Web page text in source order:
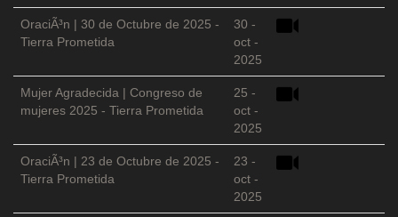
OraciÃ³n | 30 de Octubre de 2025 -
Tierra Prometida
30 -
oct -
2025
Mujer Agradecida | Congreso de
mujeres 2025 - Tierra Prometida
25 -
oct -
2025
OraciÃ³n | 23 de Octubre de 2025 -
Tierra Prometida
23 -
oct -
2025